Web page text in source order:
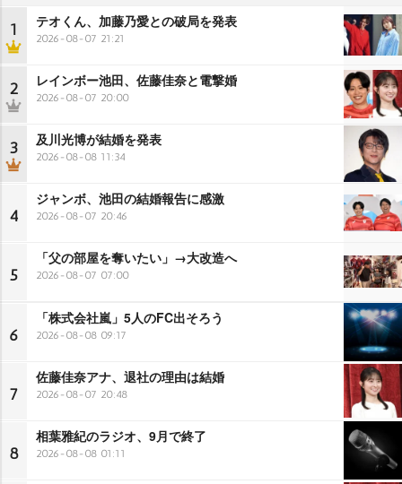
1 テオくん、加藤乃愛との破局を発表
2026-08-07 21:21
2 レインボー池田、佐藤佳奈と電撃婚
2026-08-07 20:00
3 及川光博が結婚を発表
2026-08-08 11:34
4
ジャンボ、池田の結婚報告に感激
2026-08-07 20:46
5
「父の部屋を奪いたい」→大改造へ
2026-08-07 07:00
6
「株式会社嵐」5人のFC出そろう
2026-08-08 09:17
7
佐藤佳奈アナ、退社の理由は結婚
2026-08-07 20:48
8
相葉雅紀のラジオ、9月で終了
2026-08-08 01:11